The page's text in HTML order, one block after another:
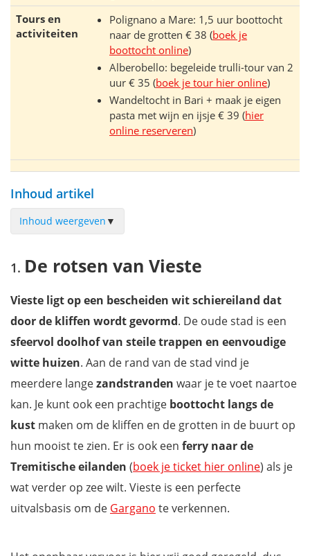
Tours en
activiteiten
Polignano a Mare: 1,5 uur boottocht
naar de grotten € 38 (boek je
boottocht online)
Alberobello: begeleide trulli-tour van 2
uur € 35 (boek je tour hier online)
Wandeltocht in Bari + maak je eigen
pasta met wijn en ijsje € 39 (hier
online reserveren)
Inhoud artikel
Inhoud weergeven ▼
Het Parco Nazionale dell'Alta Murgia met het Castel del Monte
Verdwalen in de straten van Polignano a Mare
Trulli-hoofdstad Alberobello
Wijnen in pittoresk en charmant Locorotondo
Het sierlijke Martina Franca
Het pelgrimsoord van Santuario di San Michele Arcangelo
De witte huizen en steegjes van Ostuni
Torre Sant’Andrea, een natuurlijk paradijs
Grotta della Poesia, 'de Grot van de Poëzie'
Terug naar het oude Griekenland in Corigliano d'Otranto
De rotsen van Vieste
Vieste ligt op een bescheiden wit schiereiland dat
door de kliffen wordt gevormd. De oude stad is een
sfeervol doolhof van steile trappen en eenvoudige
witte huizen. Aan de rand van de stad vind je
meerdere langezandstranden waar je te voet naartoe
kan. Je kunt ook een prachtige boottocht langs de
kust maken om de kliffen en de grotten in de buurt op
hun mooist te zien. Er is ook een ferry naar de
Tremitische eilanden (boek je ticket hier online) als je
wat verder op zee wilt. Vieste is een perfecte
uitvalsbasis om de Gargano te verkennen.